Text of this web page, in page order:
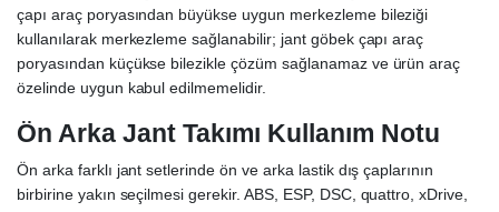
çapı araç poryasından büyükse uygun merkezleme bileziği
kullanılarak merkezleme sağlanabilir; jant göbek çapı araç
poryasından küçükse bilezikle çözüm sağlanamaz ve ürün araç
özelinde uygun kabul edilmemelidir.
Ön Arka Jant Takımı Kullanım Notu
Ön arka farklı jant setlerinde ön ve arka lastik dış çaplarının
birbirine yakın seçilmesi gerekir. ABS, ESP, DSC, quattro, xDrive,